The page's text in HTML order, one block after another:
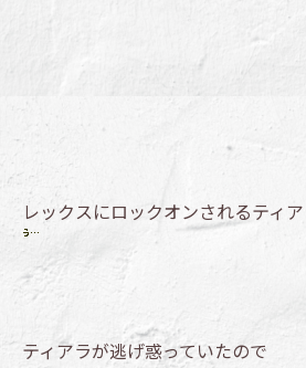
レックスにロックオンされるティ
ティアラが逃げ惑っていたので